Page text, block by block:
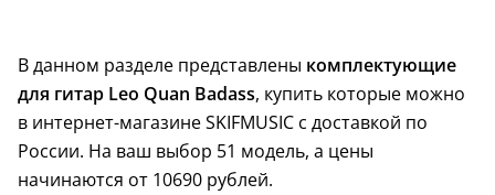
В данном разделе представлены комплектующие
для гитар Leo Quan Badass, купить которые можно
в интернет-магазине SKIFMUSIC с доставкой по
России. На ваш выбор 51 модель, а цены
начинаются от 10690 рублей.